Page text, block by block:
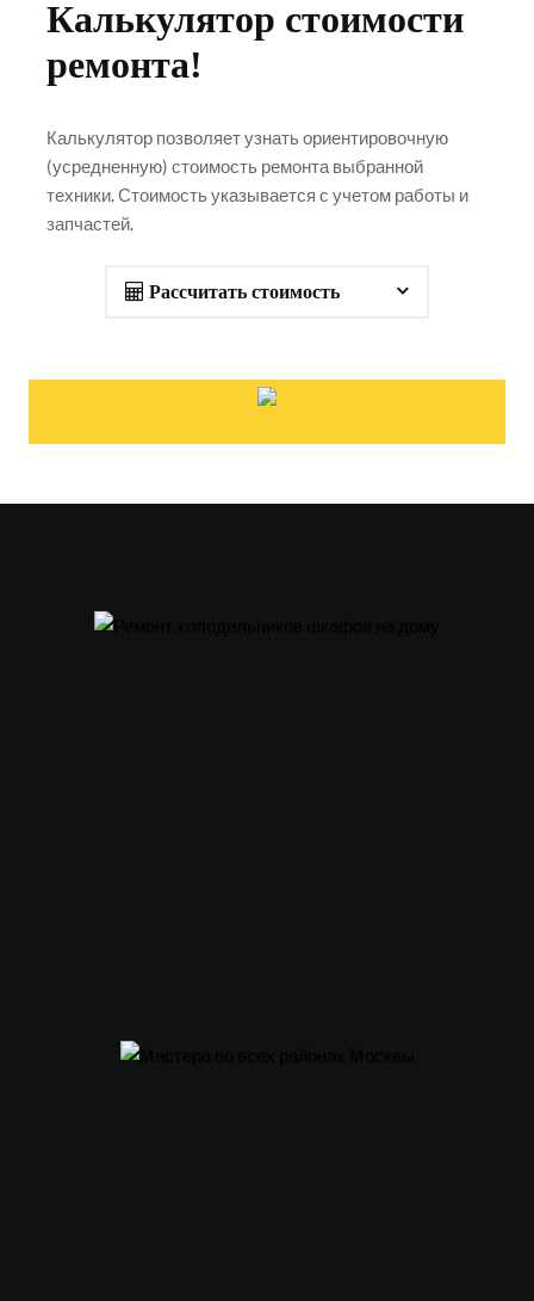
Калькулятор стоимости
ремонта!
Калькулятор позволяет узнать ориентировочную
(усредненную) стоимость ремонта выбранной
техники. Стоимость указывается с учетом работы и
запчастей.
Рассчитать стоимость